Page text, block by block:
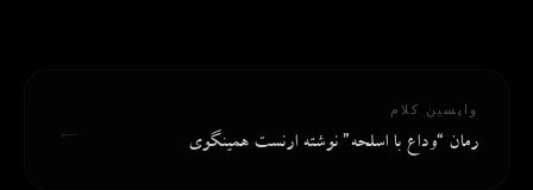
واپسین کلام
رمان “وداع با اسلحه” نوشته ارنست همینگوی ←